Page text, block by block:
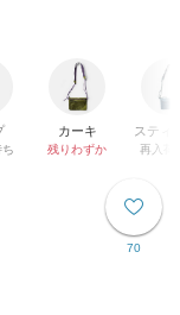
カーキ
残りわずか 再入荷
70